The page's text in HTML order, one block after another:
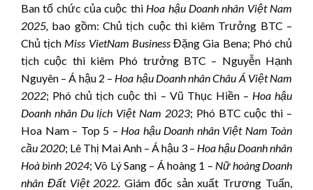
Ban tổ chức của cuộc thi Hoa hậu Doanh nhân Việt Nam
2025 bao gồm: Chủ tịch cuộc thi kiêm Trưởng BTC –
Chủ tịch Miss VietNam BusinessĐặng Gia Bena; Phó chủ
tịch cuộc thi kiêm Phó trưởng BTC – Nguyễn Hạnh
Nguyên – Á hậu 2 – Hoa hậu Doanh nhân Châu Á Việt Nam
2022; Phó chủ tịch cuộc thi – Vũ Thục Hiền – Hoa hậu
Doanh nhân Du lịch Việt Nam 2023; Phó BTC cuộc thi –
Hoa Nam – Top 5 – Hoa hậu Doanh nhân Việt Nam Toàn
cầu 2020; Lê Thị Mai Anh – Á hậu 3 – Hoa hậu Doanh nhân
Hoà bình 2024; Võ Lý Sang – Á hoàng 1 – Nữ hoàng Doanh
nhân Đất Việt 2022.Giám đốc sản xuất Trương Tuấn,